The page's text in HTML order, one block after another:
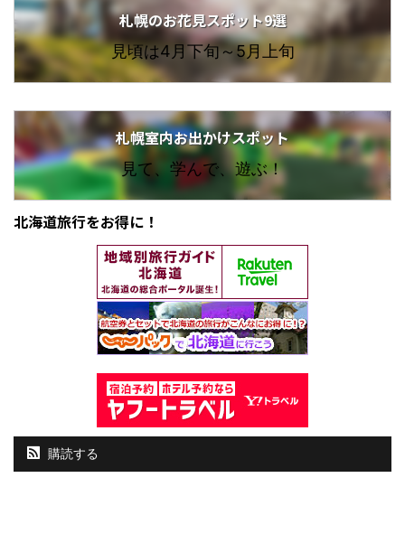
札幌のお花見スポット9選
見頃は4月下旬～5月上旬
札幌室内お出かけスポット
見て、学んで、遊ぶ！
北海道旅行をお得に！
購読する